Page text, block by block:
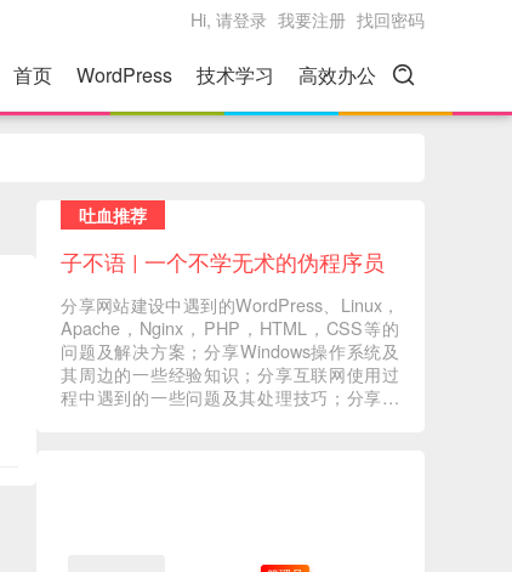
Hi, 请登录 我要注册 找回密码
首页 WordPress 技术学习 高效办公
吐血推荐
子不语 | 一个不学无术的伪程序员
分享网站建设中遇到的WordPress、Linux，
Apache，Nginx，PHP，HTML，CSS等的
问题及解决方案；分享Windows操作系统及
其周边的一些经验知识；分享互联网使用过
程中遇到的一些问题及其处理技巧；分享一